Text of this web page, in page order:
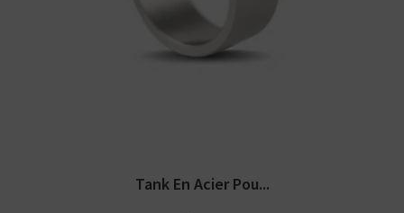
Tank de remplacement en acier
inoxydable pour l'atomiseur Arcana 22
Tank En Acier Pou...